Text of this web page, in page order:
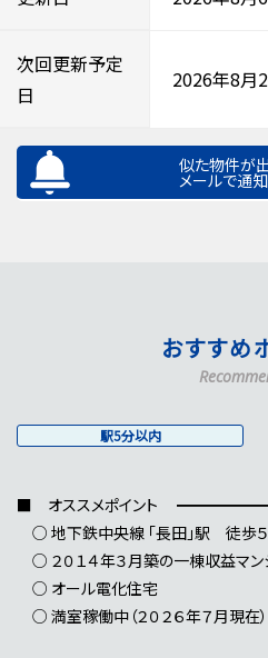
次回更新予定
日
2026年8月
似た物件が
メールで通知
おすすめ
駅5分以内
■ オススメポイント
○ 地下鉄中央線 「長田」駅 徒歩
○ ２０１４年３月築の一棟収益マン
○ オール電化住宅
○ 満室稼働中（２０２６年７月現在）